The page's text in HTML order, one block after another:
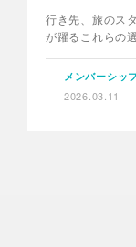
行き先、旅のス
が躍るこれらの
メンバーシッ
2026.03.11